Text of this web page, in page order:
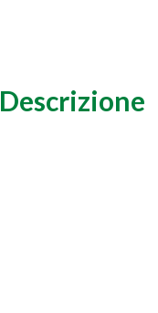
Descrizione